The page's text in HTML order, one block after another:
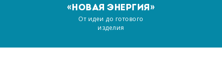
«НОВАЯ ЭНЕРГИЯ»
От идеи до готового
изделия